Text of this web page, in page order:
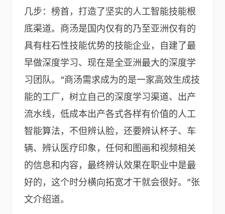
几步：榜首，打造了坚实的人工智能技能根
底渠道。商汤是国内仅有的乃至亚洲仅有的
具有柱石性技能优势的技能企业，自建了最
早做深度学习、现在是全亚洲最大的深度学
习团队。“商汤需求成为的是一家高效生成技
能的工厂，树立自己的深度学习渠道、出产
流水线，低成本出产各式各样有价值的人工
智能算法，不但辨认脸，还要辨认杯子、车
辆、辨认医疗印象，任何和图画和视频相关
的信息和内容，最终辨认效果在职业中是最
好的，这个时分横向拓宽才干就会很好。”张
文介绍道。